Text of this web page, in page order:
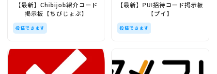
【最新】Chibijob紹介コード
掲示板【ちびじょぶ】
投稿できます
【最新】PUI招待コード掲示板
【プイ】
投稿できます